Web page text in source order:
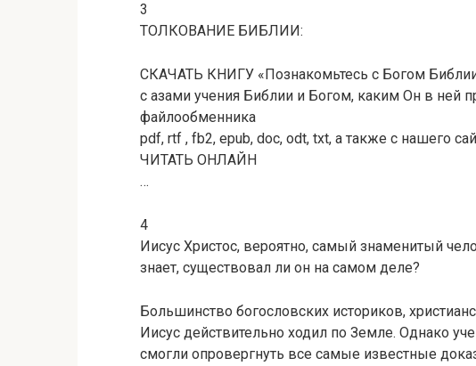
3
ТОЛКОВАНИЕ БИБЛИИ:
СКАЧАТЬ КНИГУ «Познакомьтесь с Богом
с азами учения Библии и Богом, каким Он в ней
файлообменника
pdf, rtf , fb2, epub, doc, odt, txt, а также с нашего
ЧИТАТЬ ОНЛАЙН
…
4
Иисус Христос, вероятно, самый знаменитый
знает, существовал ли он на самом деле?
Большинство богословских историков,
Иисус действительно ходил по Земле. Однако
смогли опровергнуть все самые известные